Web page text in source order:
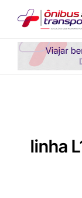
conteúdo
linha